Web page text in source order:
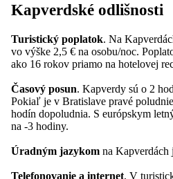
Kapverdské odlišnosti
Turistický poplatok. Na
vo výške 2,5 € na osobu/noc.
ako 16 rokov priamo na hotelovej
Časový posun. Kapverdy sú o 2
Pokiaľ je v Bratislave pravé
hodín dopoludnia. S európskym
na -3 hodiny.
Úradným jazykom na Kapverdách
Telefonovanie a internet. V